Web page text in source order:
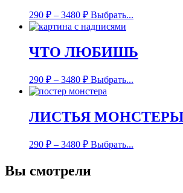
290 ₽ – 3480 ₽ Выбрать...
ЧТО ЛЮБИШЬ
290 ₽ – 3480 ₽ Выбрать...
ЛИСТЬЯ
290 ₽ – 3480 ₽ Выбрать...
Вы смотрели